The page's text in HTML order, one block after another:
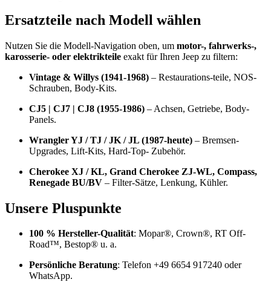
Ersatzteile nach Modell wählen
Nutzen Sie die Modell-Navigation oben, um motor-, fahrwerks-,
karosserie- oder elektrikteile exakt für Ihren Jeep zu filtern:
Vintage & Willys (1941-1968) – Restaurations-teile, NOS-
Schrauben, Body-Kits.
CJ5 | CJ7 | CJ8 (1955-1986) – Achsen, Getriebe, Body-
Panels.
Wrangler YJ / TJ / JK / JL (1987-heute) – Bremsen-
Upgrades, Lift-Kits, Hard-Top- Zubehör.
Cherokee XJ / KL, Grand Cherokee ZJ-WL, Compass,
Renegade BU/BV – Filter-Sätze, Lenkung, Kühler.
Unsere Pluspunkte
100 % Hersteller-Qualität: Mopar®, Crown®, RT Off-
Road™, Bestop® u. a.
Persönliche Beratung: Telefon +49 6654 917240 oder
WhatsApp.